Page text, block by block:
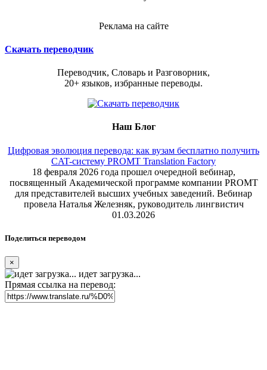
Реклама на сайте
Скачать переводчик
Переводчик, Словарь и Разговорник,
20+ языков, избранные переводы.
Наш Блог
Цифровая эволюция перевода: как вузам бесплатно получить
CAT-систему PROMT Translation Factory
18 февраля 2026 года прошел очередной вебинар,
посвященный Академической программе компании PROMT
для представителей высших учебных заведений. Вебинар
провела Наталья Железняк, руководитель лингвистич
01.03.2026
Поделиться переводом
×
идет загрузка...
Прямая ссылка на перевод: